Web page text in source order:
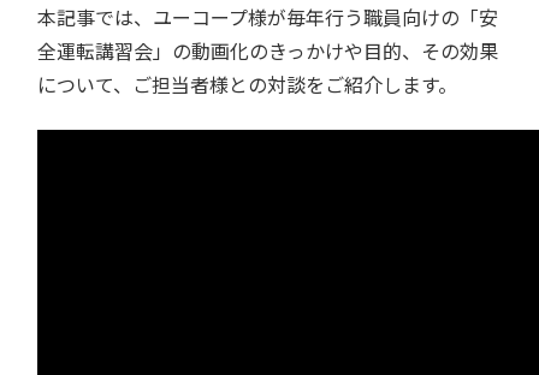
本記事では、ユーコープ様が毎年行う職員向けの「安
全運転講習会」の動画化のきっかけや目的、その効果
について、ご担当者様との対談をご紹介します。